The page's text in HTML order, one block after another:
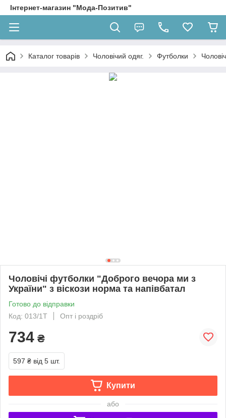
Інтернет-магазин "Мода-Позитив"
Каталог товарів Чоловічий одяг. Футболки
Чоловічі футболки "Доброго вечора ми з
України" з віскози норма та напівбатал
Готово до відправки
Код: 013/1Т
Опт і роздріб
734 ₴
597 ₴ від 5 шт.
Купити
або